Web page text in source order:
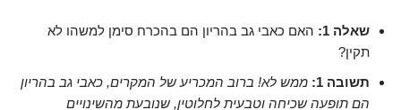
שאלה 1:
האם כאבי גב בהריון הם בהכרח סימן למשהו לא
תקין?
תשובה 1:
ממש לא! ברוב המכריע של המקרים, כאבי גב בהריון
הם תופעה שכיחה וטבעית לחלוטין, שנובעת מהשינויים